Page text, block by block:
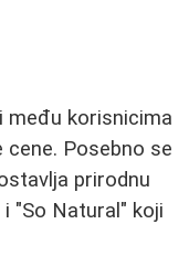
među korisnicima
Posebno se
prirodnu
"So Natural" koji